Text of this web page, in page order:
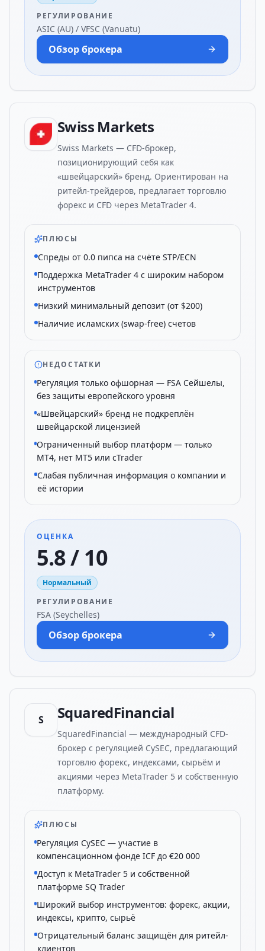
РЕГУЛИРОВАНИЕ
ASIC (AU) / VFSC (Vanuatu)
Обзор брокера
Swiss Markets
Swiss Markets — CFD-брокер,
позиционирующий себя как
«швейцарский» бренд. Ориентирован на
ритейл-трейдеров, предлагает торговлю
форекс и CFD через MetaTrader 4.
ПЛЮСЫ
Спреды от 0.0 пипса на счёте STP/ECN
Поддержка MetaTrader 4 с широким набором
инструментов
Низкий минимальный депозит (от $200)
Наличие исламских (swap-free) счетов
НЕДОСТАТКИ
Регуляция только офшорная — FSA Сейшелы,
без защиты европейского уровня
«Швейцарский» бренд не подкреплён
швейцарской лицензией
Ограниченный выбор платформ — только
MT4, нет MT5 или cTrader
Слабая публичная информация о компании и
её истории
ОЦЕНКА
5.8 / 10
Нормальный
РЕГУЛИРОВАНИЕ
FSA (Seychelles)
Обзор брокера
S SquaredFinancial
SquaredFinancial — международный CFD-
брокер с регуляцией CySEC, предлагающий
торговлю форекс, индексами, сырьём и
акциями через MetaTrader 5 и собственную
платформу.
ПЛЮСЫ
Регуляция CySEC — участие в
компенсационном фонде ICF до €20 000
Доступ к MetaTrader 5 и собственной
платформе SQ Trader
Широкий выбор инструментов: форекс, акции,
индексы, крипто, сырьё
Отрицательный баланс защищён для ритейл-
клиентов